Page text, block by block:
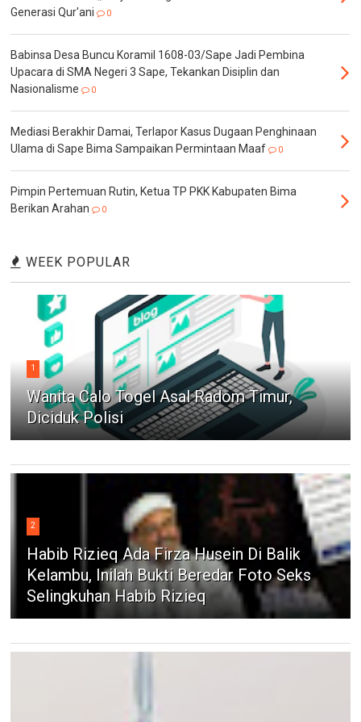
Generasi Qur'ani
0
Babinsa Desa Buncu Koramil 1608-03/Sape Jadi Pembina
Upacara di SMA Negeri 3 Sape, Tekankan Disiplin dan
Nasionalisme
0
Mediasi Berakhir Damai, Terlapor Kasus Dugaan Penghinaan
Ulama di Sape Bima Sampaikan Permintaan Maaf
0
Pimpin Pertemuan Rutin, Ketua TP PKK Kabupaten Bima
Berikan Arahan
0
WEEK POPULAR
1
Wanita Calo Togel Asal Radom Timur,
Diciduk Polisi
2
Habib Rizieq Ada Firza Husein Di Balik
Kelambu, Inilah Bukti Beredar Foto Seks
Selingkuhan Habib Rizieq